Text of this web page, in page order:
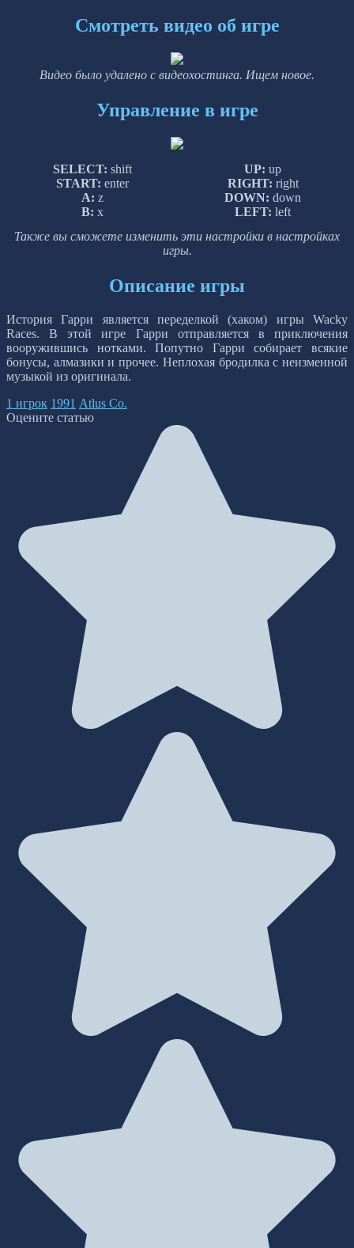
Смотреть видео об игре
Видео было удалено с видеохостинга. Ищем новое.
Управление в игре
SELECT: shift
START: enter
A: z
B: x
UP: up
RIGHT: right
DOWN: down
LEFT: left
Также вы сможете изменить эти настройки в настройках
игры.
Описание игры
История Гарри является переделкой (хаком) игры Wacky
Races. В этой игре Гарри отправляется в приключения
вооружившись нотками. Попутно Гарри собирает всякие
бонусы, алмазики и прочее. Неплохая бродилка с неизменной
музыкой из оригинала.
1 игрок 1991 Atlus Co.
Оцените статью